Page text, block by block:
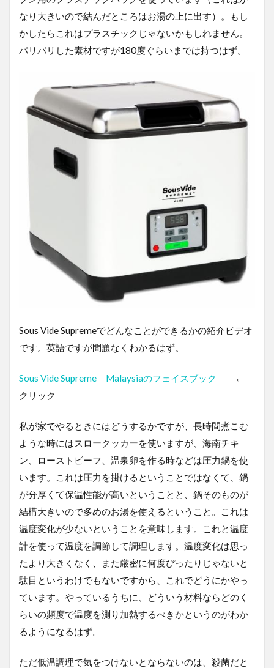
なり大きいので結んだところはお湯の上に出す）。もし
かしたらこれはプラスチックじゃないかもしれません。
パリパリした素材ですが180度ぐらいまでは持つはず。
Sous Vide Supremeでどんなことができるかの紹介ビデオ
です。英語ですが問題なくわかるはず。
Sous Vide Supreme Malaysiaのフェイスブック
←
クリック
私が家でやるときにはどうするかですが、長時間煮こむ
ような時にはスロークッカーを使いますが、海南チキ
ン、ローストビーフ、温泉卵を作る時などは圧力鍋を使
います。これは圧力を掛けるということではなくて、鍋
が分厚くて保温性能が高いということと、鍋そのものが
結構大きいので多めのお湯を使えるということ。これは
温度変化が少ないということを意味します。これと温度
計を使って温度を調節して調理します。温度変化は思っ
たより大きくなく、また厳密に何度ぴったりじゃないと
駄目というわけでもないですから、これでどうにかやっ
ています。やっているうちに、どういう材料ならどのく
らいの頻度で温度を測り加熱するべきかというのがわか
るようになるはず。
ただ低温調理で気をつけないとならないのは、殺菌だと